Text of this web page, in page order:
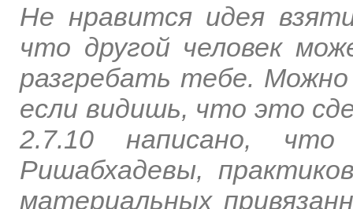
Не нравится идея
что другой человек
разгребать тебе.
если видишь, что это
2.7.10 написано,
Ришабхадевы,
материальных